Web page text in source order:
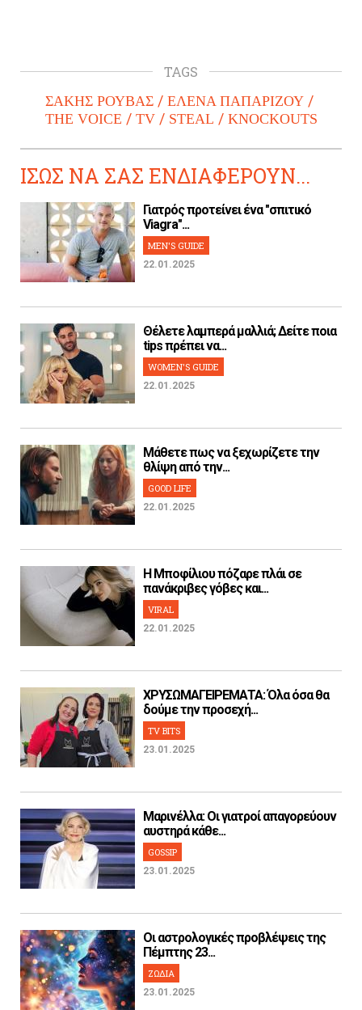
TAGS
ΣΑΚΗΣ ΡΟΥΒΑΣ
ΕΛΕΝΑ ΠΑΠΑΡΙΖΟΥ
THE VOICE
TV STEAL KNOCKOUTS
ΙΣΩΣ ΝΑ ΣΑΣ ΕΝΔΙΑΦΕΡΟΥΝ...
Γιατρός προτείνει ένα "σπιτικό
Viagra"...
MEN'S GUIDE
22.01.2025
Θέλετε λαμπερά μαλλιά; Δείτε ποια
tips πρέπει να...
WOMEN'S GUIDE
22.01.2025
Μάθετε πως να ξεχωρίζετε την
θλίψη από την...
GOOD LIFE
22.01.2025
H Μποφίλιου πόζαρε πλάι σε
πανάκριβες γόβες και...
VIRAL
22.01.2025
ΧΡΥΣΩΜΑΓΕΙΡΕΜΑΤΑ: Όλα όσα θα
δούμε την προσεχή...
TV BITS
23.01.2025
Μαρινέλλα: Οι γιατροί απαγορεύουν
αυστηρά κάθε...
GOSSIP
23.01.2025
Οι αστρολογικές προβλέψεις της
Πέμπτης 23...
ΖΩΔΙΑ
23.01.2025